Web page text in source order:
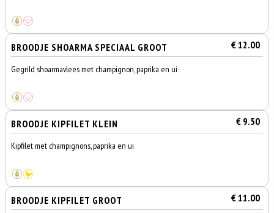
BROODJE SHOARMA SPECIAAL GROOT € 12.00
Gegrild shoarmavlees met champignon, paprika en ui
BROODJE KIPFILET KLEIN € 9.50
Kipfilet met champignons, paprika en ui
BROODJE KIPFILET GROOT € 11.00